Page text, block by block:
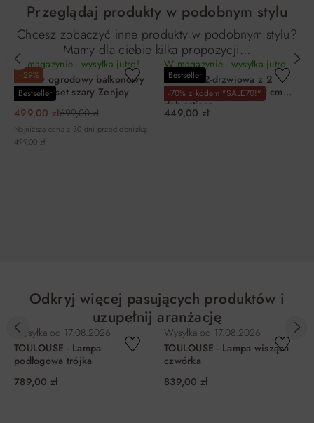
Przeglądaj produkty w podobnym stylu
Chcesz zobaczyć inne produkty w podobnym stylu?
Mamy dla ciebie kilka propozycji…
−29%
Bestseller
W magazynie - wysyłka jutro!
Zestaw ogrodowy balkonowy
NATTY 3-set szary Zenjoy
499,00 zł699,00 zł
Najniższa cena z 30 dni przed obniżką:
499,00 zł
Bestseller
-70% z kodem "SALE70!"
W magazynie - wysyłka jutro!
Komoda 2-drzwiowa z 2
szufladami LOFT 01 72 cm
dąb artisan
449,00 zł
Odkryj więcej pasujących produktów i
uzupełnij aranżację
Wysyłka od 17.08.2026
TOULOUSE - Lampa
podłogowa trójka
789,00 zł
Wysyłka od 17.08.2026
TOULOUSE - Lampa wisząca
czwórka
839,00 zł